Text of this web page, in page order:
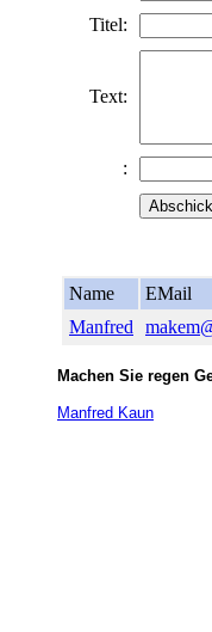
Titel:
Text:
:
Name EMail
Manfred
Machen Sie regen
Manfred Kaun